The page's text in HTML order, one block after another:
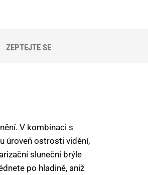
ZEPTEJTE SE
V kombinaci s
úroveň ostrosti vidění,
sluneční brýle
po hladině, aniž